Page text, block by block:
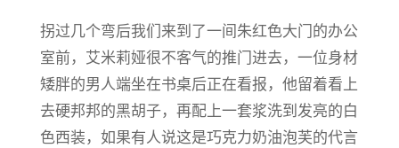
拐过几个弯后我们来到了一间朱红色大门的办公
室前，艾米莉娅很不客气的推门进去，一位身材
矮胖的男人端坐在书桌后正在看报，他留着看上
去硬邦邦的黑胡子，再配上一套浆洗到发亮的白
色西装，如果有人说这是巧克力奶油泡芙的代言